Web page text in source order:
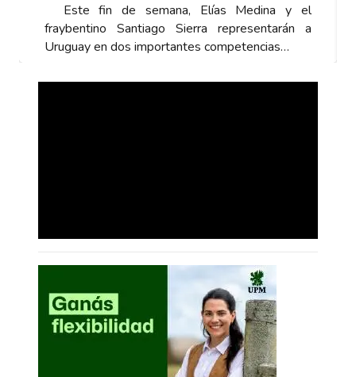
a
Este fin de semana, Elías Medina y
fraybentino Santiago Sierra representarán
Uruguay en dos importantes competencias…